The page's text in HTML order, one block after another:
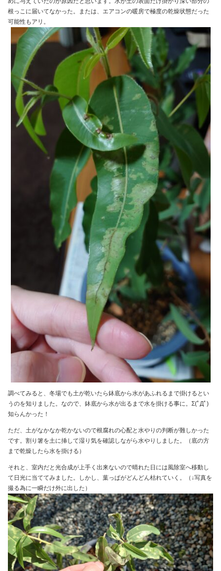
根っこに届いてなかった。または、エアコンの暖房で極度の乾燥状態だった
可能性もアリ。
調べてみると、冬場でも土が乾いたら鉢底から水があふれるまで掛けるとい
うのを知りました。なので、鉢底から水が出るまで水を掛ける事に。Σ(ﾟДﾟ)
知らんかった！
ただ、土がなかなか乾かないので根腐れの心配と水やりの判断が難しかった
です。割り箸を土に挿して湿り気を確認しながら水やりしました。（底の方
まで乾燥したら水を掛ける）
それと、室内だと光合成が上手く出来ないので晴れた日には風除室へ移動し
て日光に当ててみました。しかし、葉っぱがどんどん枯れていく。（↓写真を
撮る為に一瞬だけ外に出した）